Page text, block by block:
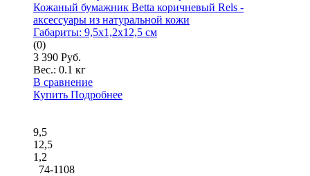
Кожаный бумажник Betta коричневый Rels -
аксессуары из натуральной кожи
Габариты: 9,5x1,2x12,5 см
(0)
3 390 Руб.
Вес.: 0.1 кг
В сравнение
Купить Подробнее
9,5
12,5
1,2
74-1108